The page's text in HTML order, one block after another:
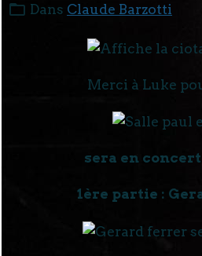
Dans Claude Barzotti
Merci à Luke
sera en concert
1ère partie :